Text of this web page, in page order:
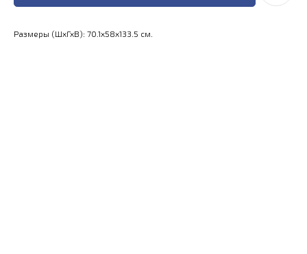
Размеры (ШхГхВ): 70.1x58x133.5 см.